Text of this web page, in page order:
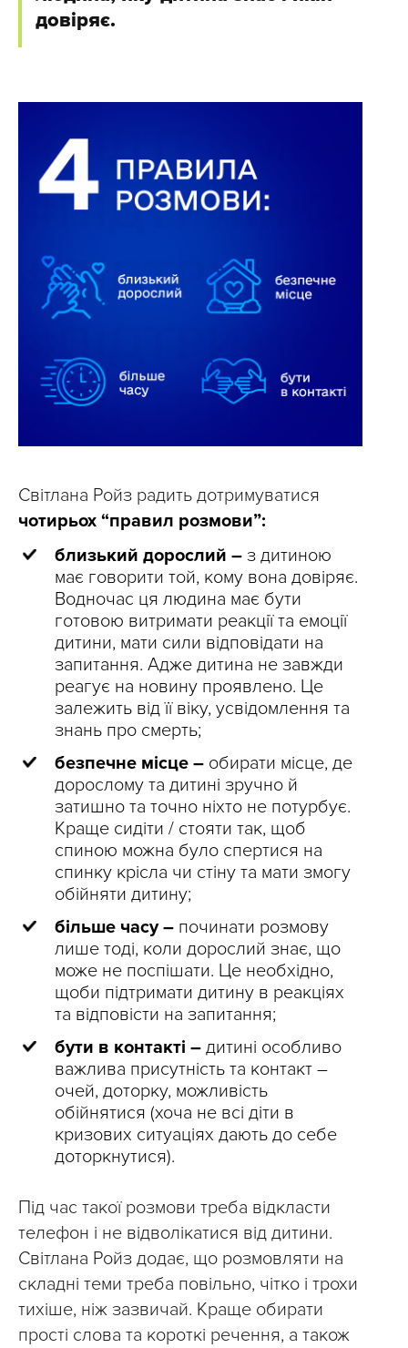
довіряє.
Світлана Ройз радить дотримуватися
чотирьох “правил розмови”:
близький дорослий – з дитиною
має говорити той, кому вона довіряє.
Водночас ця людина має бути
готовою витримати реакції та емоції
дитини, мати сили відповідати на
запитання. Адже дитина не завжди
реагує на новину проявлено. Це
залежить від її віку, усвідомлення та
знань про смерть;
безпечне місце – обирати місце, де
дорослому та дитині зручно й
затишно та точно ніхто не потурбує.
Краще сидіти / стояти так, щоб
спиною можна було спертися на
спинку крісла чи стіну та мати змогу
обійняти дитину;
більше часу – починати розмову
лише тоді, коли дорослий знає, що
може не поспішати. Це необхідно,
щоби підтримати дитину в реакціях
та відповісти на запитання;
бути в контакті – дитині особливо
важлива присутність та контакт –
очей, доторку, можливість
обійнятися (хоча не всі діти в
кризових ситуаціях дають до себе
доторкнутися).
Під час такої розмови треба відкласти
телефон і не відволікатися від дитини.
Світлана Ройз додає, що розмовляти на
складні теми треба повільно, чітко і трохи
тихіше, ніж зазвичай. Краще обирати
прості слова та короткі речення, а також